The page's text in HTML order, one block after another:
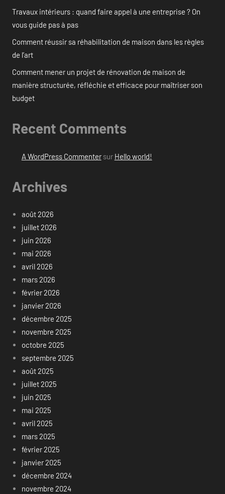
Travaux intérieurs : quand faire appel à une entreprise ? On
vous guide pas à pas
Comment réussir sa réhabilitation de maison dans les règles
de l’art
Comment mener un projet de rénovation de maison de
manière structurée, réfléchie et efficace pour maîtriser son
budget
Recent Comments
A WordPress Commentersur Hello world!
Archives
août 2026
juillet 2026
juin 2026
mai 2026
avril 2026
mars 2026
février 2026
janvier 2026
décembre 2025
novembre 2025
octobre 2025
septembre 2025
août 2025
juillet 2025
juin 2025
mai 2025
avril 2025
mars 2025
février 2025
janvier 2025
décembre 2024
novembre 2024